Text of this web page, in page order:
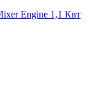
Engine 1,1 Квт